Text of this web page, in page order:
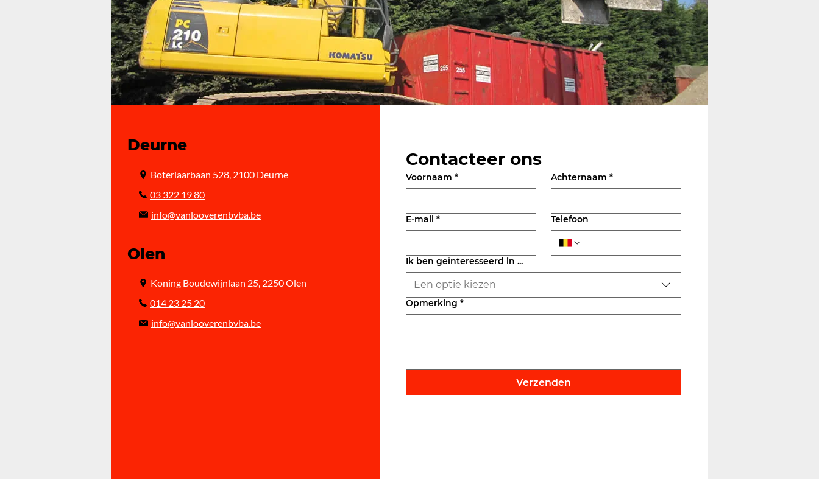
Deurne
Boterlaarbaan 528, 2100 Deurne
03 322 19 80
info@vanlooverenbvba.be
Olen
Koning Boudewijnlaan 25, 2250 Olen
014 23 25 20
info@vanlooverenbvba.be
Contacteer ons
Voornaam * Achternaam *
E-mail * Telefoon
Ik ben geïnteresseerd in ...
Een optie kiezen
Opmerking *
Verzenden